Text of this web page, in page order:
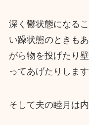
深く鬱状態になる
い躁状態のときも
がら物を投げたり
ってあげたりします
そして夫の睦月は